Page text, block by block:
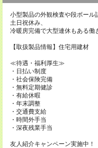
小型製品の外観検査や段ボール
土日祝休み、
冷暖房完備で大型連休もある働
【取扱製品情報】住宅用建材
≪待遇・福利厚生≫
・日払い制度
・社会保険完備
・無料定期健診
・有給休暇
・年末調整
・交通費支給
・時間外手当
・深夜残業手当
友人紹介キャンペーン実施中！